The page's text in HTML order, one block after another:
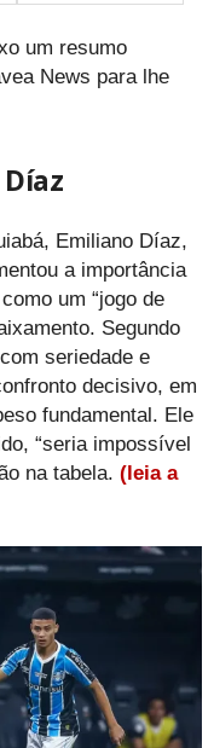
um resumo
News para lhe
Emiliano Díaz,
a importância
um “jogo de
Segundo
seriedade e
decisivo, em
fundamental. Ele
“seria impossível
na tabela. (leia a